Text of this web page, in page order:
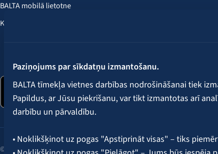
Paziņojums par sīkdatņu izmantošanu.
BALTA tīmekļa vietnes darbības nodrošināšanai tiek
Papildus, ar Jūsu piekrišanu, var tikt izmantotas arī
darbību un pārvaldību.
• Noklikšķinot uz pogas "Apstiprināt visas" – tiks
BALTA mobilā lietotne
Klientu labumi
© 2026 AAS BALTA | Skanstes iela 25, Rīga, LV-1013, Latvija.